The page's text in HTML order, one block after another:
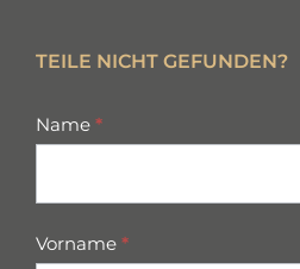
TEILE NICHT GEFUNDEN?
missing
Name *
Vorname *